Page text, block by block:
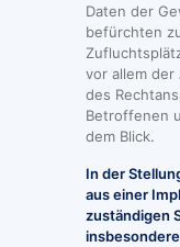
Daten der
befürchten
vor allem
des
Betroffenen
dem Blick.
In der
aus einer
zuständigen